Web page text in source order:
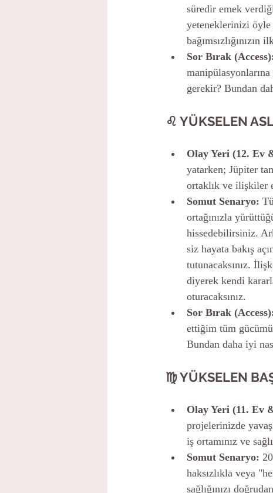
süredir emek
yeteneklerinizi öyle
bağımsızlığınızın
Sor Bırak
gerekir? Bundan
♌ YÜKSELEN
Olay Yeri (12. Ev
yatarken; Jüpiter
ortaklık ve ilişkiler
Somut Senaryo:
ortağınızla
hissedebilirsiniz.
siz hayata bakış
tutunacaksınız.
diyerek kendi
oturacaksınız.
Sor Bırak
ettiğim tüm
Bundan daha iyi
♍ YÜKSELEN
Olay Yeri (11. Ev
projelerinizde
iş ortamınız ve
Somut Senaryo:
haksızlıkla veya
sağlığınızı